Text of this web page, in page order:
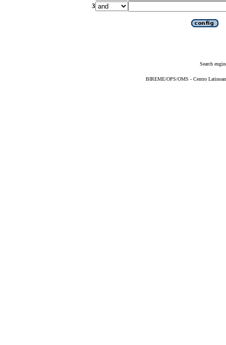
3
Search
BIREME/OPS/OMS - Centro